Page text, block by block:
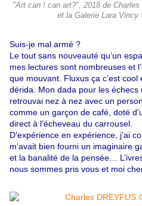
"Art can ! can art?", 2018 de
et la Galerie Lara
Suis-je mal armé ?
Le tout sans nouveauté qu’un
mes lectures sont nombreuses et
que mouvant. Fluxus ça c’est
dérida. Mon dada pour les échecs
retrouvai nez à nez avec un
comme un garçon de café, doté
direct à l’écheveau du carrousel.
D’expérience en expérience, j’ai
m’avait bien fourni un imaginaire
et la banalité de la pensée…
nous sommes pris vous et moi